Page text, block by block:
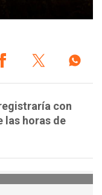
con
las horas de